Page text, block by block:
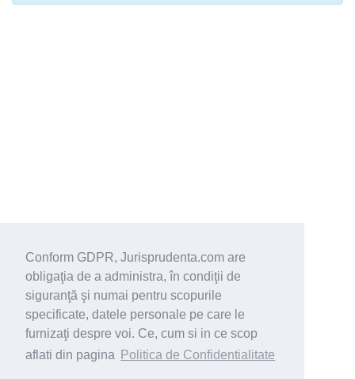
Conform GDPR, Jurisprudenta.com are
obligaţia de a administra, în condiţii de
siguranţă şi numai pentru scopurile
specificate, datele personale pe care le
furnizaţi despre voi. Ce, cum si in ce scop
aflati din pagina
Politica de Confidentialitate